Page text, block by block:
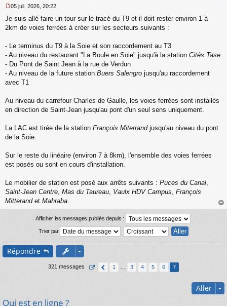
e
s
g
e
n
o
n
05 juil. 2026, 20:22
Je suis allé faire un tour sur le tracé du T9 et il doit rester environ 1 à
2km de voies ferrées à créer sur les secteurs suivants :
- Le terminus du T9 à la Soie et son raccordement au T3
- Au niveau du restaurant "La Boule en Soie" jusqu'à la station Cités Tase
- Du Pont de Saint Jean à la rue de Verdun
- Au niveau de la future station Buers Salengro jusqu'au raccordement
avec T1
Au niveau du carrefour Charles de Gaulle, les voies ferrées sont installés
en direction de Saint-Jean jusqu'au pont d'un seul sens uniquement.
La LAC est tirée de la station François Miterrandjusqu'au niveau du pont
de la Soie.
Sur le reste du linéaire (environ 7 à 8km), l'ensemble des voies ferrées
est posés ou sont en cours d'installation.
Le mobilier de station est posé aux arrêts suivants : Puces du Canal
Saint-Jean Centre Mas du Taureau Vaulx HDV Campus François
Mitterandet Mahraba
au
Afficher les messages publiés depuis :
Trier par
Répondre
321 messages 1 3 4 5 6 7
Aller
Qui est en ligne ?